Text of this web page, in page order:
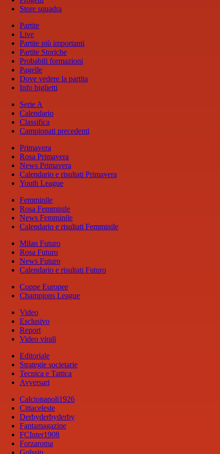
Store squadra
Partite
Live
Partite più importanti
Partite Storiche
Probabili formazioni
Pagelle
Dove vedere la partita
Info biglietti
Serie A
Calendario
Classifica
Campionati precedenti
Primavera
Rosa Primavera
News Primavera
Calendario e risultati Primavera
Youth League
Femminile
Rosa Femminile
News Femminile
Calendario e risultati Femminile
Milan Futuro
Rosa Futuro
News Futuro
Calendario e risultati Futuro
Coppe Europee
Champions League
Video
Esclusivo
Report
Video virali
Editoriale
Strategie societarie
Tecnica e Tattica
Avversari
Calcionapoli1926
Cittaceleste
Derbyderbyderby
Fantamagazine
FCInter1908
Forzaroma